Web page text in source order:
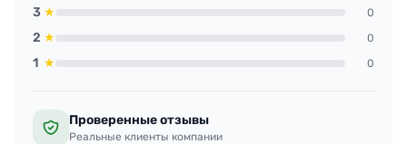
3 ★ 0
2 ★ 0
1 ★ 0
Проверенные отзывы
Реальные клиенты компании